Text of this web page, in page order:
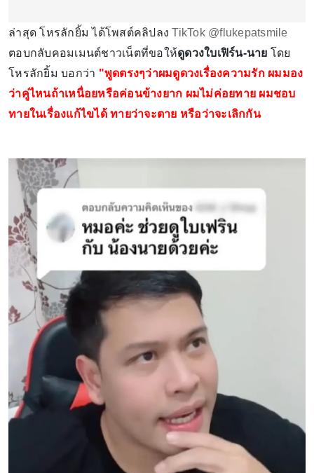
ล่าสุด โหรลักยิ้ม ได้โพสต์คลิปลงTikTok @flukepatsmile
ตอบกลับคอมเมนต์ชาวเน็ตที่ขอให้ดูดวงใบเฟิร์น-นาย โดย
โหรลักยิ้ม บอกว่า "พูดตรงๆว่าผมดูดวงเรื่องความรัก ผมมอง
ว่าคู่ไหนถ้าเหนื่อยหรือค่อนข้างยาก ผมไม่ค่อยทาย ผมชอบ
ทายในเรื่องแก้ไขได้ ทายว่าจะตาย หรือว่าจะเลิกกัน